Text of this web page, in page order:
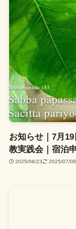
お知らせ｜7月
教実践会｜宿泊
2025/06/23 2025/07/08